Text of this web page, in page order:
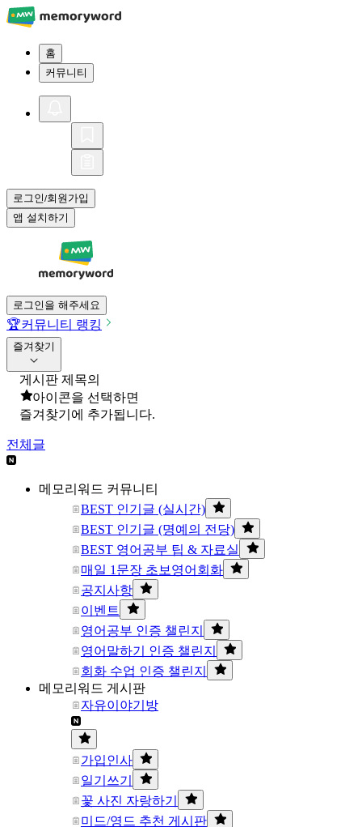
홈
커뮤니티
로그인/회원가입
앱 설치하기
로그인을 해주세요
🏆커뮤니티 랭킹
즐겨찾기
게시판 제목의
아이콘을 선택하면
즐겨찾기에 추가됩니다.
전체글
메모리워드 커뮤니티
BEST 인기글 (실시간)
BEST 인기글 (명예의 전당)
BEST 영어공부 팁 & 자료실
매일 1문장 초보영어회화
공지사항
이벤트
영어공부 인증 챌린지
영어말하기 인증 챌린지
회화 수업 인증 챌린지
메모리워드 게시판
자유이야기방
가입인사
일기쓰기
꽃 사진 자랑하기
미드/영드 추천 게시판